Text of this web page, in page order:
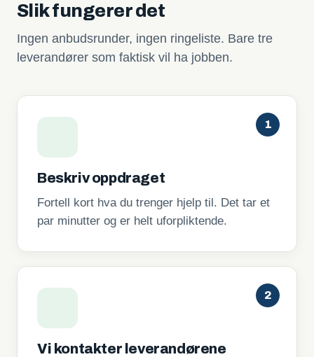
Slik fungerer det
Ingen anbudsrunder, ingen ringeliste. Bare tre
leverandører som faktisk vil ha jobben.
1
Beskriv oppdraget
Fortell kort hva du trenger hjelp til. Det tar et
par minutter og er helt uforpliktende.
2
Vi kontakter leverandørene